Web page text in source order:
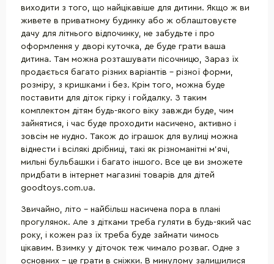
виходити з того, що найцікавіше для дитини. Якщо ж ви
живете в приватному будинку або ж облаштовуєте
дачу для літнього відпочинку, не забудьте і про
оформлення у дворі куточка, де буде грати ваша
дитина. Там можна розташувати пісочницю, Зараз їх
продається багато різних варіантів - різної форми,
розміру, з кришками і без. Крім того, можна буде
поставити для діток гірку і гойдалку. З таким
комплектом дітям будь-якого віку завжди буде, чим
зайнятися, і час буде проходити насичено, активно і
зовсім не нудно. Також до іграшок для вулиці можна
віднести і всілякі дрібниці, такі як різноманітні м'ячі,
мильні бульбашки і багато іншого. Все це ви зможете
придбати в інтернет магазині товарів для дітей
goodtoys.com.ua.
Звичайно, літо - найбільш насичена пора в плані
прогулянок. Але з дітками треба гуляти в будь-який час
року, і кожен раз їх треба буде займати чимось
цікавим. Взимку у діточок теж чимало розваг. Одне з
основних - це грати в сніжки. В минулому залишилися